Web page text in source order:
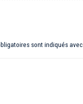
sont indiqués avec